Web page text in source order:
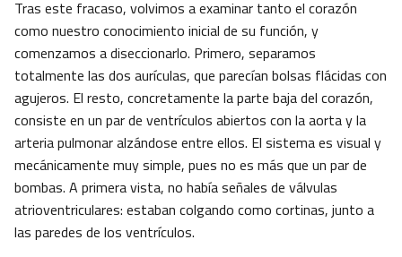
Tras este fracaso, volvimos a examinar tanto el corazón
como nuestro conocimiento inicial de su función, y
comenzamos a diseccionarlo. Primero, separamos
totalmente las dos aurículas, que parecían bolsas flácidas con
agujeros. El resto, concretamente la parte baja del corazón,
consiste en un par de ventrículos abiertos con la aorta y la
arteria pulmonar alzándose entre ellos. El sistema es visual y
mecánicamente muy simple, pues no es más que un par de
bombas. A primera vista, no había señales de válvulas
atrioventriculares: estaban colgando como cortinas, junto a
las paredes de los ventrículos.